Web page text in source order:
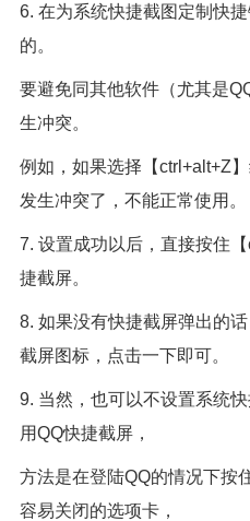
6. 在为系统快捷截图定制快
的。
要避免同其他软件（尤其是
生冲突。
例如，如果选择【ctrl+alt+Z
发生冲突了，不能正常使用。
7. 设置成功以后，直接按住
捷截屏。
8. 如果没有快捷截屏弹出的
截屏图标，点击一下即可。
9. 当然，也可以不设置系统
用QQ快捷截屏，
方法是在登陆QQ的情况下按
容易关闭的选项卡，